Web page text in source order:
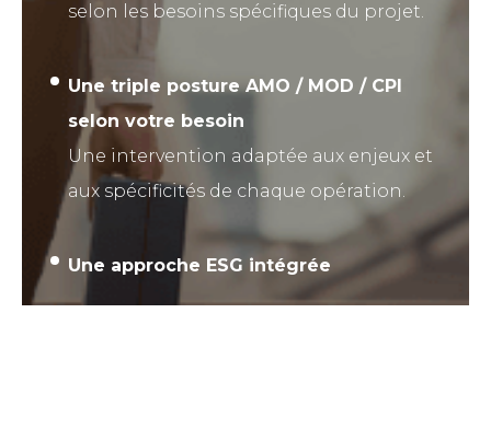
selon les besoins spécifiques du projet.
Une triple posture AMO / MOD / CPI
selon votre besoin
Une intervention adaptée aux enjeux et
aux spécificités de chaque opération.
Une approche ESG intégrée